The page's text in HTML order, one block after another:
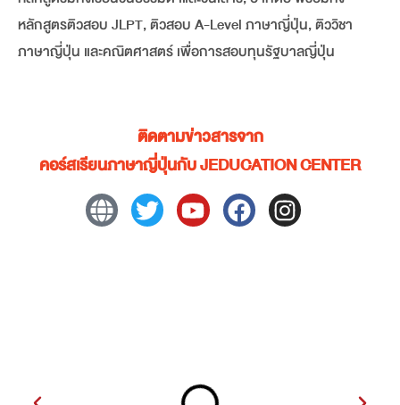
หลักสูตรติวสอบ JLPT, ติวสอบ A-Level ภาษาญี่ปุ่น, ติววิชา
ภาษาญี่ปุ่น และคณิตศาสตร์​ เพื่อการสอบทุนรัฐบาลญี่ปุ่น
ติดตามข่าวสารจาก
คอร์สเรียนภาษาญี่ปุ่นกับ JEDUCATION CENTER